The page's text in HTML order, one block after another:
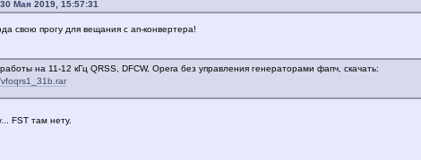
Мая 2019, 15:57:31
свою прогу для вещания с ап-конвертера!
на 11-12 кГц QRSS, DFCW, Opera без управления генераторами фапч, скачать:
FST там нету.